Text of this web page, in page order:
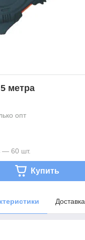
метра
опт
— 60 шт.
Купить
Доставка